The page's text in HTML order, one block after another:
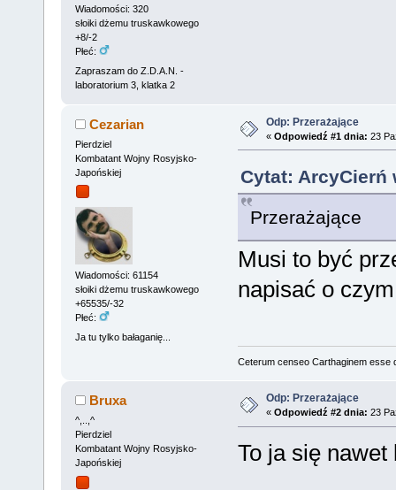
Wiadomości: 320
słoiki dżemu truskawkowego
+8/-2
Płeć:
Zapraszam do Z.D.A.N. -
laboratorium 3, klatka 2
Cezarian
Pierdziel
Kombatant Wojny Rosyjsko-
Japońskiej
Wiadomości: 61154
słoiki dżemu truskawkowego
+65535/-32
Płeć:
Ja tu tylko bałaganię...
Odp: Przerażające
« Odpowiedź #1 dnia: 23
Cytat: ArcyCierń
Przerażające
Musi to być
napisać o
Ceterum censeo Carthaginem esse
Bruxa
^,..,^
Pierdziel
Kombatant Wojny Rosyjsko-
Japońskiej
Odp: Przerażające
« Odpowiedź #2 dnia: 23
To ja się